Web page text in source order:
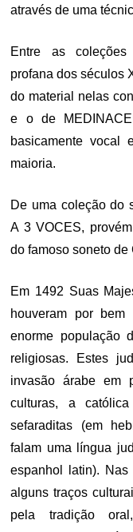
através de uma
Entre as
profana dos séculos
do material nelas
e o de
basicamente vocal
maioria.
De uma coleção do
A 3 VOCES,
do famoso soneto de
Em 1492 Suas
houveram por
enorme população
religiosas. Estes
invasão árabe em
culturas, a
sefaraditas (em
falam uma língua
espanhol latin).
alguns traços
pela tradição